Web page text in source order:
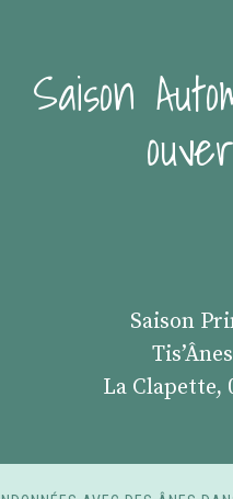
Saison
Saison
La Clapette,